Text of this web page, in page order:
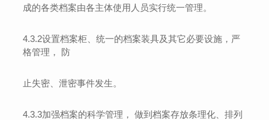
成的各类档案由各主体使用人员实行统一管理。
4.3.2设置档案柜、统一的档案装具及其它必要设施，严
格管理 ， 防
止失密、泄密事件发生。
4.3.3加强档案的科学管理 ， 做到档案存放条理化、排列